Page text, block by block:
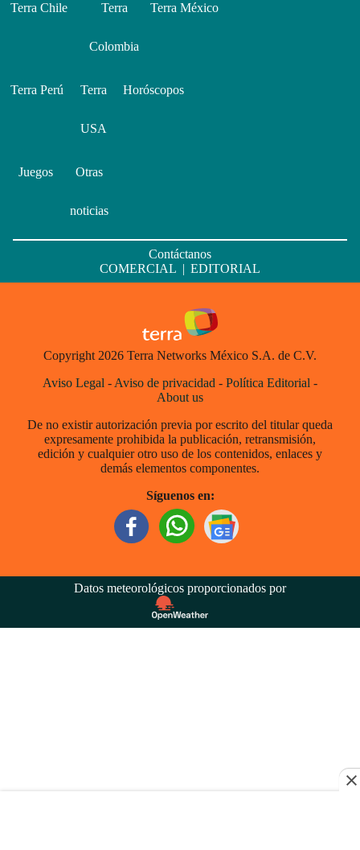
Terra Chile Terra
Colombia
Terra México
Terra Perú Terra
USA
Horóscopos
Juegos Otras
noticias
Contáctanos
COMERCIAL | EDITORIAL
Copyright 2026 Terra Networks México S.A. de C.V.
Aviso Legal - Aviso de privacidad - Política Editorial -
About us
De no existir autorización previa por escrito del titular queda
expresamente prohibida la publicación, retransmisión,
edición y cualquier otro uso de los contenidos, enlaces y
demás elementos componentes.
Síguenos en:
Datos meteorológicos proporcionados por